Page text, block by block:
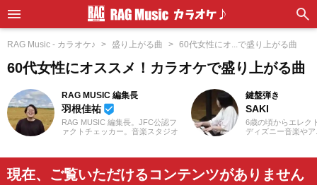
RAG Music - カラオケ♪ 盛り上がる曲 60代女性にオ...で盛り上がる曲
60代女性にオススメ！カラオケで盛り上がる曲
RAG MUSIC 編集長
羽根佳祐 beenhere
RAG MUSIC 編集長。JFC公認フ
ァクトチェッカー。音楽スタジオ
一員に。小学校ではマーチング、
中学校では吹奏楽でクラリネッ
ト、高校以降はバンドでドラム
鍵盤弾き
SAKI
6歳の頃からエレク
ディズニー音楽や
したり、コンサー
しています。エレ
を活かし、学生時
現在、ご覧いただけるコンテンツがありません